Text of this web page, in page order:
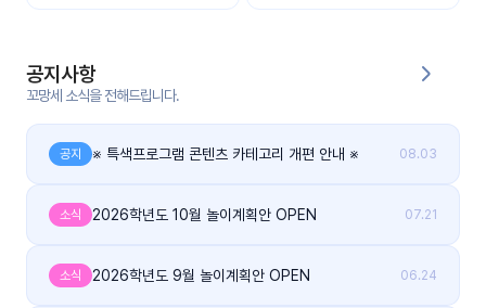
타그
램
그
공지사항
꼬망세 소식을 전해드립니다.
공지 ※ 특색프로그램 콘텐츠 카테고리 개편 안내 ※ 08.03
소식 2026학년도 10월 놀이계획안 OPEN 07.21
소식 2026학년도 9월 놀이계획안 OPEN 06.24